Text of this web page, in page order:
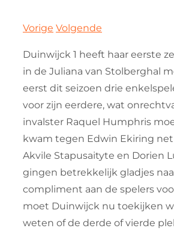
Vorige Volgende
Duinwijck 1 heeft haar eerste
in de Juliana van Stolberghal
eerst dit seizoen drie
voor zijn eerdere, wat
invalster Raquel Humphris
kwam tegen Edwin Ekiring
Akvile Stapusaityte en Dorien
gingen betrekkelijk gladjes
compliment aan de spelers
moet Duinwijck nu toekijken
weten of de derde of vierde